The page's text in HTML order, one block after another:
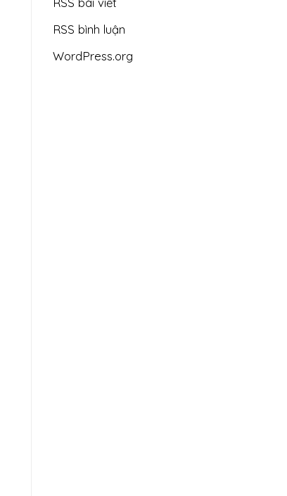
RSS bình luận
WordPress.org